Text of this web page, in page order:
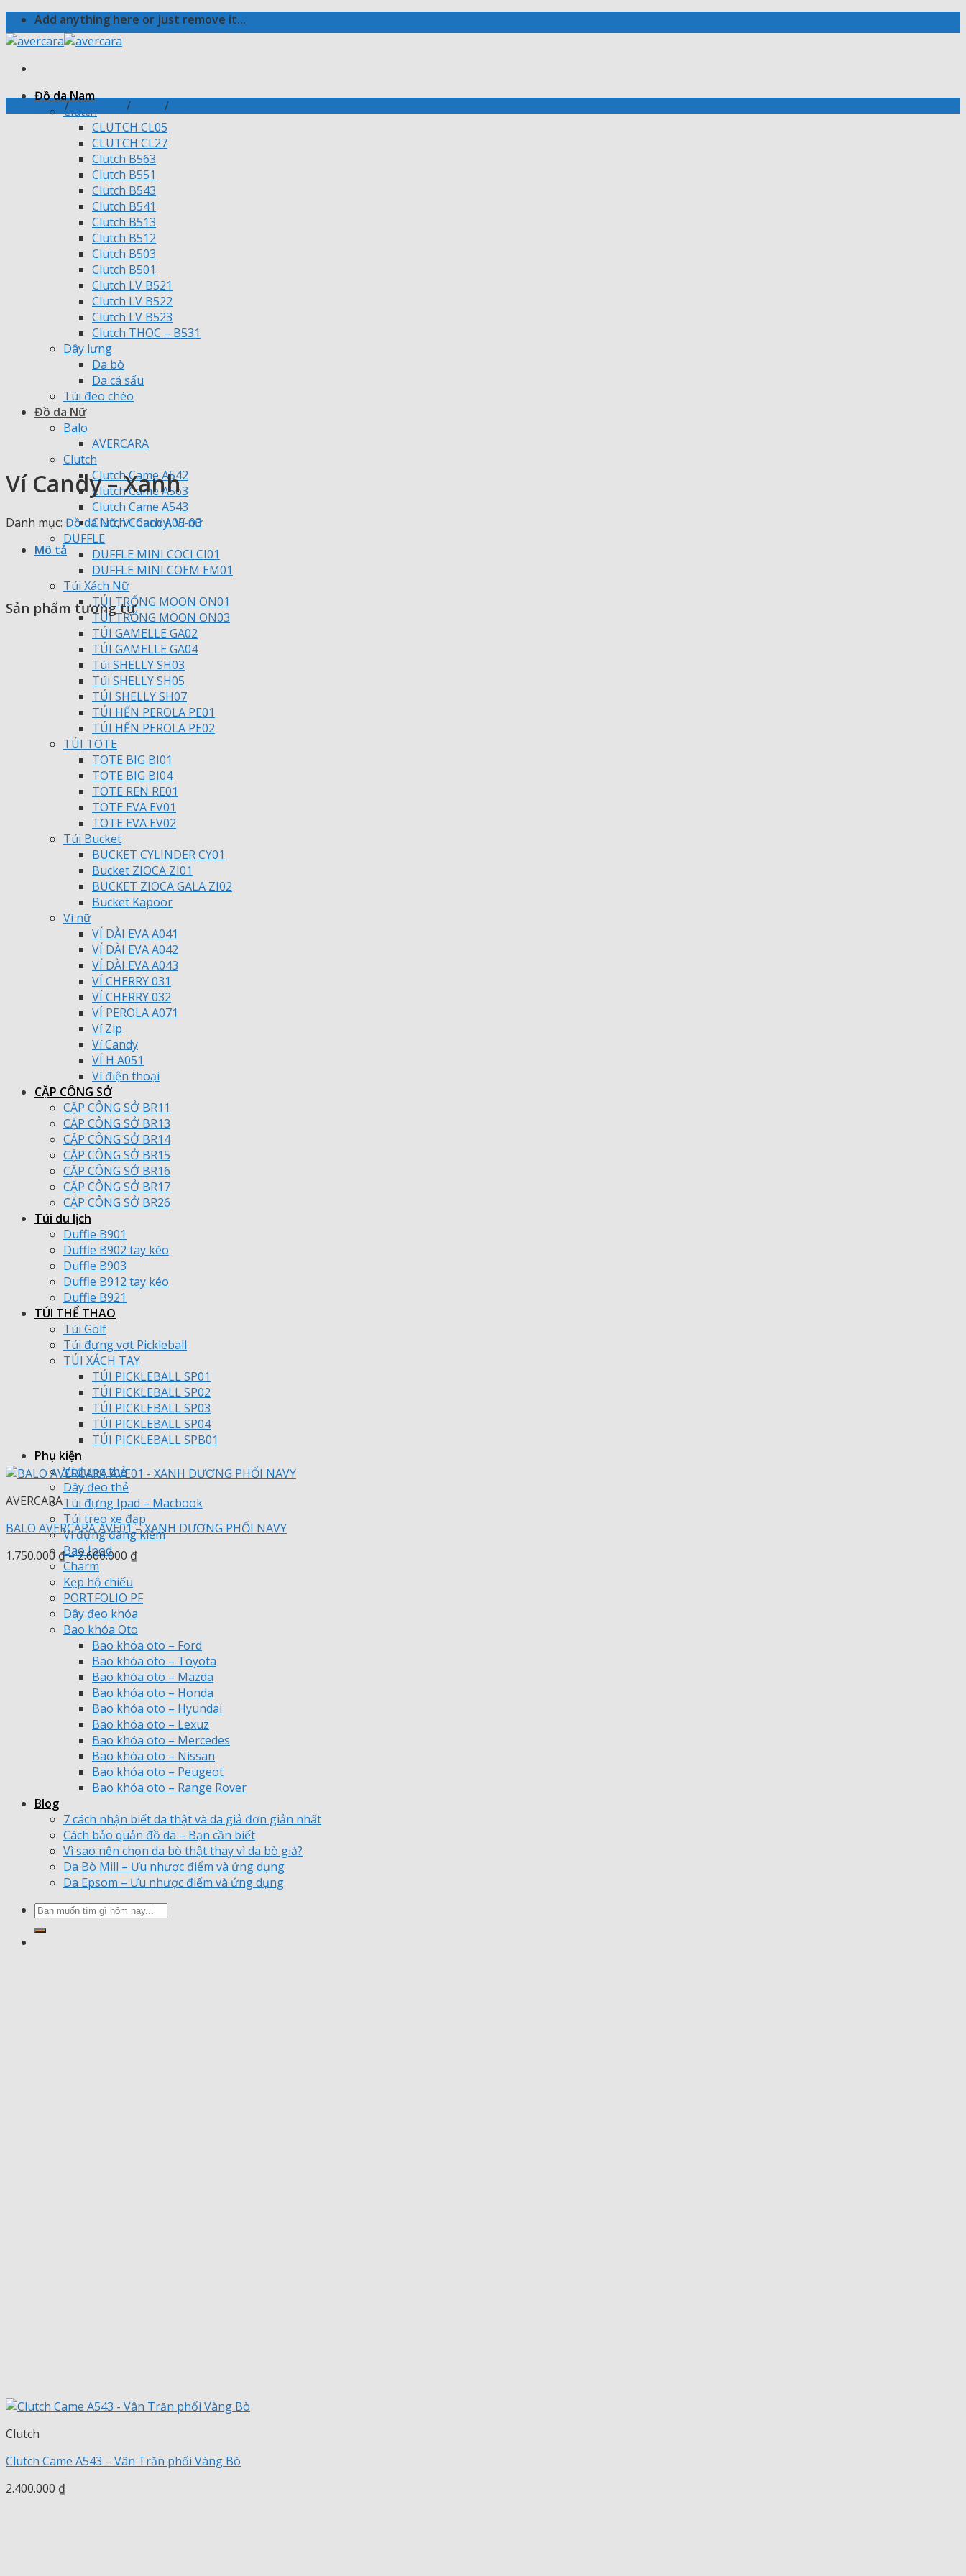
Skip
to
content
Add anything here or just remove it...
Đồ da Nam
Clutch
CLUTCH CL05
CLUTCH CL27
Clutch B563
Clutch B551
Clutch B543
Clutch B541
Clutch B513
Clutch B512
Clutch B503
Clutch B501
Clutch LV B521
Clutch LV B522
Clutch LV B523
Clutch THOC – B531
Dây lưng
Da bò
Da cá sấu
Túi đeo chéo
Đồ da Nữ
Balo
AVERCARA
Clutch
Clutch Came A542
Clutch Came A563
Clutch Came A543
Clutch Coach A05-03
DUFFLE
DUFFLE MINI COCI CI01
DUFFLE MINI COEM EM01
Túi Xách Nữ
TÚI TRỐNG MOON ON01
TÚI TRỐNG MOON ON03
TÚI GAMELLE GA02
TÚI GAMELLE GA04
Túi SHELLY SH03
Túi SHELLY SH05
TÚI SHELLY SH07
TÚI HẾN PEROLA PE01
TÚI HẾN PEROLA PE02
TÚI TOTE
TOTE BIG BI01
TOTE BIG BI04
TOTE REN RE01
TOTE EVA EV01
TOTE EVA EV02
Túi Bucket
BUCKET CYLINDER CY01
Bucket ZIOCA ZI01
BUCKET ZIOCA GALA ZI02
Bucket Kapoor
Ví nữ
VÍ DÀI EVA A041
VÍ DÀI EVA A042
VÍ DÀI EVA A043
VÍ CHERRY 031
VÍ CHERRY 032
VÍ PEROLA A071
Ví Zip
Ví Candy
VÍ H A051
Ví điện thoại
CẶP CÔNG SỞ
CẶP CÔNG SỞ BR11
CẶP CÔNG SỞ BR13
CẶP CÔNG SỞ BR14
CẶP CÔNG SỞ BR15
CẶP CÔNG SỞ BR16
CẶP CÔNG SỞ BR17
CẶP CÔNG SỞ BR26
Túi du lịch
Duffle B901
Duffle B902 tay kéo
Duffle B903
Duffle B912 tay kéo
Duffle B921
TÚI THỂ THAO
Túi Golf
Túi đựng vợt Pickleball
TÚI XÁCH TAY
TÚI PICKLEBALL SP01
TÚI PICKLEBALL SP02
TÚI PICKLEBALL SP03
TÚI PICKLEBALL SP04
TÚI PICKLEBALL SPB01
Phụ kiện
Ví đựng thẻ
Dây đeo thẻ
Túi đựng Ipad – Macbook
Túi treo xe đạp
Ví đựng đăng kiểm
Bao Ipod
Charm
Kẹp hộ chiếu
PORTFOLIO PF
Dây đeo khóa
Bao khóa Oto
Bao khóa oto – Ford
Bao khóa oto – Toyota
Bao khóa oto – Mazda
Bao khóa oto – Honda
Bao khóa oto – Hyundai
Bao khóa oto – Lexuz
Bao khóa oto – Mercedes
Bao khóa oto – Nissan
Bao khóa oto – Peugeot
Bao khóa oto – Range Rover
Blog
7 cách nhận biết da thật và da giả đơn giản nhất
Cách bảo quản đồ da – Bạn cần biết
Vì sao nên chọn da bò thật thay vì da bò giả?
Da Bò Mill – Ưu nhược điểm và ứng dụng
Da Epsom – Ưu nhược điểm và ứng dụng
Tìm
kiếm:
Trang chủ/Đồ da Nữ / /
Ví Candy – Xanh
Danh mục: Đồ da Nữ,Ví Candy,Ví nữ
Mô tả
Sản phẩm tương tự
AVERCARA
BALO AVERCARA AVE01 – XANH DƯƠNG PHỐI NAVY
1.750.000 ₫–2.600.000 ₫Khoảng
1.750.000 ₫
đến
2.600.000 ₫
Clutch
Clutch Came A543 – Vân Trăn phối Vàng Bò
2.400.000 ₫